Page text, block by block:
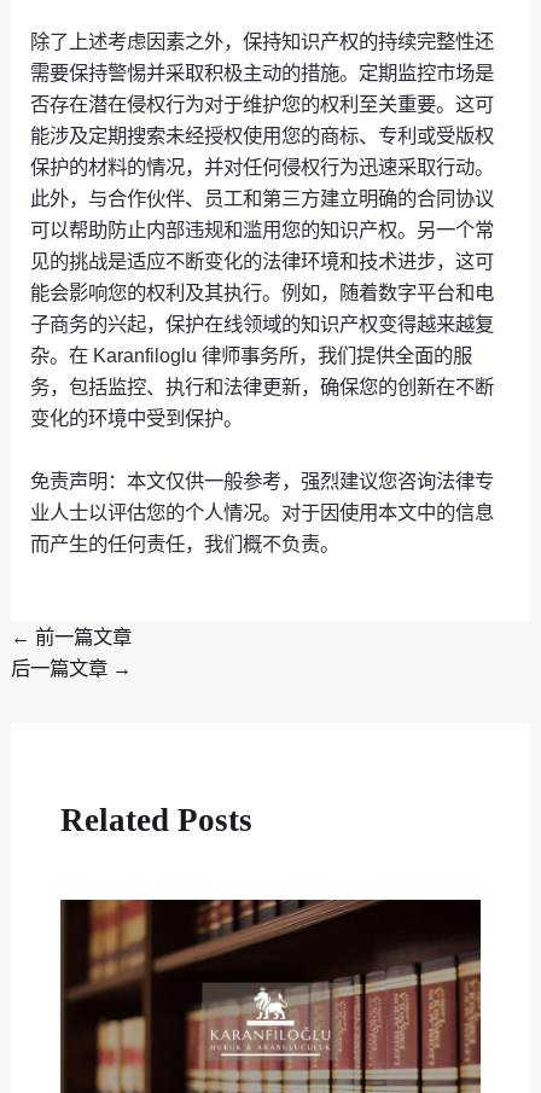
除了上述考虑因素之外，保持知识产权的持续完整性还
需要保持警惕并采取积极主动的措施。定期监控市场是
否存在潜在侵权行为对于维护您的权利至关重要。这可
能涉及定期搜索未经授权使用您的商标、专利或受版权
保护的材料的情况，并对任何侵权行为迅速采取行动。
此外，与合作伙伴、员工和第三方建立明确的合同协议
可以帮助防止内部违规和滥用您的知识产权。另一个常
见的挑战是适应不断变化的法律环境和技术进步，这可
能会影响您的权利及其执行。例如，随着数字平台和电
子商务的兴起，保护在线领域的知识产权变得越来越复
杂。在 Karanfiloglu 律师事务所，我们提供全面的服
务，包括监控、执行和法律更新，确保您的创新在不断
变化的环境中受到保护。
免责声明：本文仅供一般参考，强烈建议您咨询法律专
业人士以评估您的个人情况。对于因使用本文中的信息
而产生的任何责任，我们概不负责。
← 前一篇文章
后一篇文章 →
Related Posts